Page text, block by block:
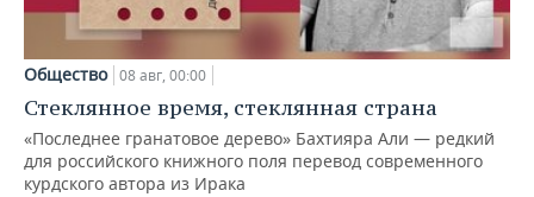
Общество 08 авг, 00:00
Стеклянное время, стеклянная страна
«Последнее гранатовое дерево» Бахтияра Али — редкий
для российского книжного поля перевод современного
курдского автора из Ирака